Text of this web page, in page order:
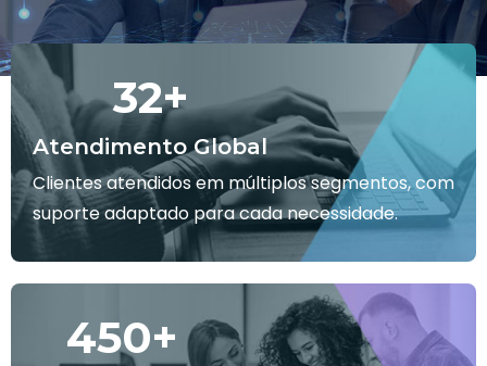
Atendimento Global
32+
Clientes atendidos em múltiplos segmentos, com
suporte adaptado para cada necessidade.
450+